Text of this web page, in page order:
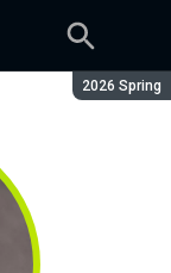
Сезон:
2026 Spring